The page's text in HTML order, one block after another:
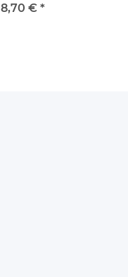
8,70 € *